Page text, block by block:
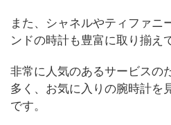
また、シャネルやティファニ
ンドの時計も豊富に取り揃え
非常に人気のあるサービスの
多く、お気に入りの腕時計を
です。